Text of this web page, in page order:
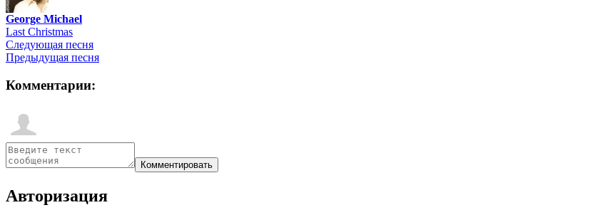
George Michael
Last Christmas
Следующая песня
Предыдущая песня
Комментарии:
Авторизация